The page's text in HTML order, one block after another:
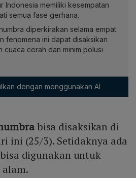
Indonesia memiliki kesempatan
semua fase gerhana.
diperkirakan selama empat
fenomena ini dapat disaksikan
cuaca cerah dan minim polusi
dengan menggunakan AI
bisa disaksikan di
ini (25/3). Setidaknya ada
digunakan untuk